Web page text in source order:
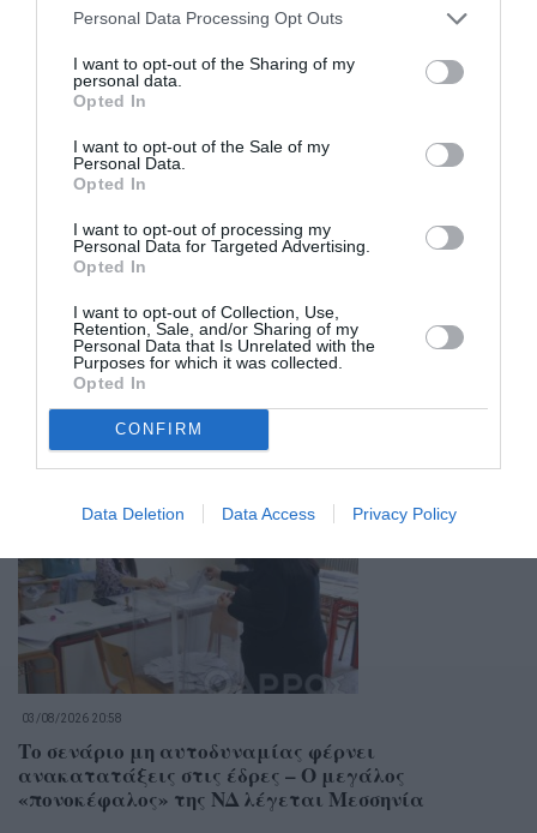
Personal Data Processing Opt Outs
I want to opt-out of the Sharing of my
personal data.
Opted In
I want to opt-out of the Sale of my
Personal Data.
Opted In
I want to opt-out of processing my
Personal Data for Targeted Advertising.
Opted In
I want to opt-out of Collection, Use,
Retention, Sale, and/or Sharing of my
Personal Data that Is Unrelated with the
Purposes for which it was collected.
Opted In
CONFIRM
Data Deletion Data Access Privacy Policy
Σχετικά Άρθρα
03/08/2026 20:58
Το σενάριο μη αυτοδυναμίας φέρνει
ανακατατάξεις στις έδρες – Ο μεγάλος
«πονοκέφαλος» της ΝΔ λέγεται Μεσσηνία